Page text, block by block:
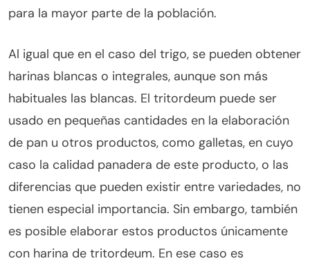
para la mayor parte de la población.
Al igual que en el caso del trigo, se pueden obtener
harinas blancas o integrales, aunque son más
habituales las blancas. El tritordeum puede ser
usado en pequeñas cantidades en la elaboración
de pan u otros productos, como galletas, en cuyo
caso la calidad panadera de este producto, o las
diferencias que pueden existir entre variedades, no
tienen especial importancia. Sin embargo, también
es posible elaborar estos productos únicamente
con harina de tritordeum. En ese caso es